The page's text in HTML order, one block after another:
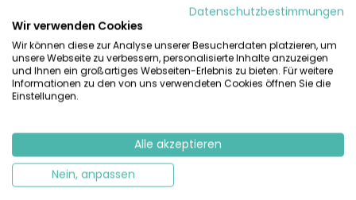
Wellness genießen oder aktiv erholen
Wie wäre es mit einem erfrischenden Bad im Innen-
oder Außenpool? Oder einer Kanutour, eine Runde Boule
oder einem lustigen Themen-Event? Die Events finden
auf der Insel, zentral auf dem Campingplatz gelegen,
statt. Während der Schulferien organisieren gutgelaunte
Restaurant am kleinen See bietet Leckereien und Drinks.
Hier können Sie aus leckeren Barbecue-Gerichten
wählen oder à la carte bestellen. Genießen Sie von der
Terrasse die Aussicht auf die Insel und den Außenpool.
Datenschutzbestimmungen
Wir verwenden Cookies
Wir können diese zur Analyse unserer Besucherdaten platzieren, um
unsere Webseite zu verbessern, personalisierte Inhalte anzuzeigen
und Ihnen ein großartiges Webseiten-Erlebnis zu bieten. Für weitere
Informationen zu den von uns verwendeten Cookies öffnen Sie die
Einstellungen.
Alle akzeptieren
Nein, anpassen